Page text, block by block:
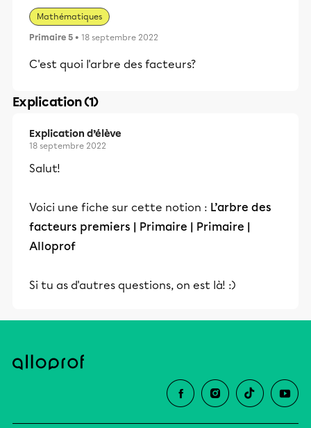
Mathématiques
Primaire 5 • 18 septembre 2022
C'est quoi l'arbre des facteurs?
Explication (1)
Explication d’élève
18 septembre 2022
Salut!
Voici une fiche sur cette notion : L’arbre des
facteurs premiers | Primaire | Primaire |
Alloprof
Si tu as d'autres questions, on est là! :)